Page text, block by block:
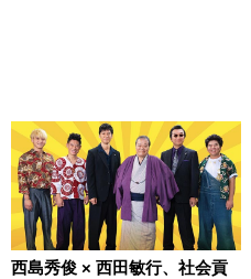
西島秀俊 × 西田敏行、社会貢